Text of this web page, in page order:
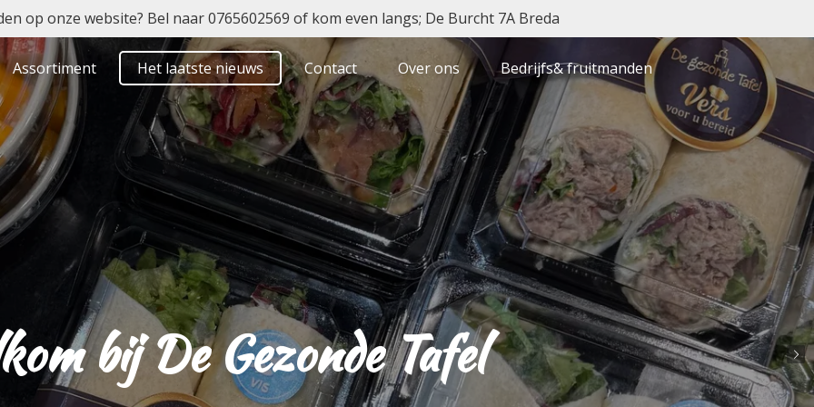
op onze website? Bel naar 0765602569 of kom even langs; De Burcht 7A Breda
Assortiment Het laatste nieuws Contact Over ons Bedrijfs& fruitmanden
bij De Gezonde Tafel